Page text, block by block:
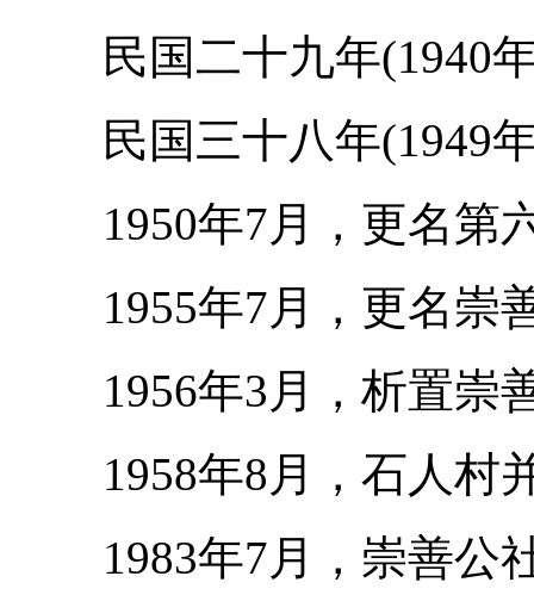
民国二十九年(1940年
民国三十八年(1949年
1950年7月，更名第
1955年7月，更名崇
1956年3月，析置崇
1958年8月，石人村
1983年7月，崇善公